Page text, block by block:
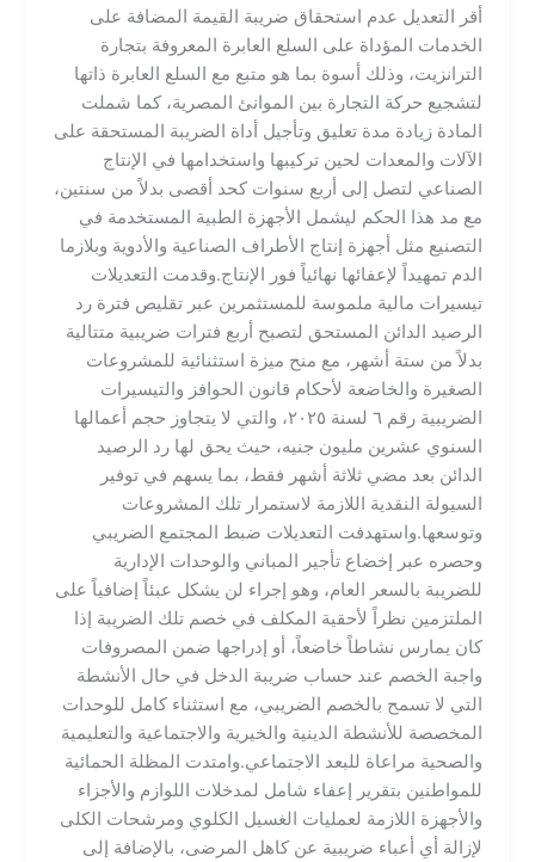
أقر التعديل عدم استحقاق ضريبة القيمة المضافة على
الخدمات المؤداة على السلع العابرة المعروفة بتجارة
الترانزيت، وذلك أسوة بما هو متبع مع السلع العابرة ذاتها
لتشجيع حركة التجارة بين الموانئ المصرية، كما شملت
المادة زيادة مدة تعليق وتأجيل أداة الضريبة المستحقة على
الآلات والمعدات لحين تركيبها واستخدامها في الإنتاج
الصناعي لتصل إلى أربع سنوات كحد أقصى بدلاً من سنتين،
مع مد هذا الحكم ليشمل الأجهزة الطبية المستخدمة في
التصنيع مثل أجهزة إنتاج الأطراف الصناعية والأدوية وبلازما
الدم تمهيداً لإعفائها نهائياً فور الإنتاج.​وقدمت التعديلات
تيسيرات مالية ملموسة للمستثمرين عبر تقليص فترة رد
الرصيد الدائن المستحق لتصبح أربع فترات ضريبية متتالية
بدلاً من ستة أشهر، مع منح ميزة استثنائية للمشروعات
الصغيرة والخاضعة لأحكام قانون الحوافز والتيسيرات
الضريبية رقم ٦ لسنة ٢٠٢٥، والتي لا يتجاوز حجم أعمالها
السنوي عشرين مليون جنيه، حيث يحق لها رد الرصيد
الدائن بعد مضي ثلاثة أشهر فقط، بما يسهم في توفير
السيولة النقدية اللازمة لاستمرار تلك المشروعات
وتوسعها.​واستهدفت التعديلات ضبط المجتمع الضريبي
وحصره عبر إخضاع تأجير المباني والوحدات الإدارية
للضريبة بالسعر العام، وهو إجراء لن يشكل عبئاً إضافياً على
الملتزمين نظراً لأحقية المكلف في خصم تلك الضريبة إذا
كان يمارس نشاطاً خاضعاً، أو إدراجها ضمن المصروفات
واجبة الخصم عند حساب ضريبة الدخل في حال الأنشطة
التي لا تسمح بالخصم الضريبي، مع استثناء كامل للوحدات
المخصصة للأنشطة الدينية والخيرية والاجتماعية والتعليمية
والصحية مراعاة للبعد الاجتماعي.​وامتدت المظلة الحمائية
للمواطنين بتقرير إعفاء شامل لمدخلات اللوازم والأجزاء
والأجهزة اللازمة لعمليات الغسيل الكلوي ومرشحات الكلى
لإزالة أي أعباء ضريبية عن كاهل المرضى، بالإضافة إلى